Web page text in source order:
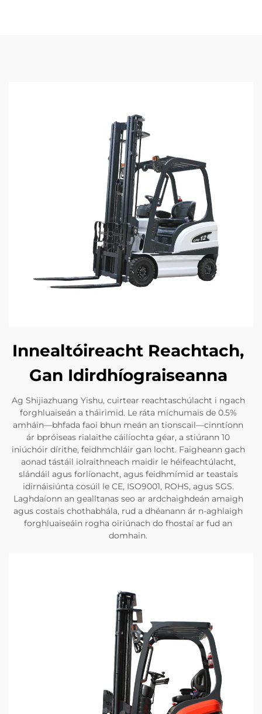
Innealtóireacht Reachtach,
Gan Idirdhíograiseanna
Ag Shijiazhuang Yishu, cuirtear reachtaschúlacht i ngach
forghluaiseán a tháirimid. Le ráta míchumais de 0.5%
amháin—bhfada faoi bhun meán an tionscail—cinntíonn
ár bpróiseas rialaithe cáilíochta géar, a stiúrann 10
iniúchóir dírithe, feidhmchláir gan locht. Faigheann gach
aonad tástáil iolraithneach maidir le héifeachtúlacht,
slándáil agus forlíonacht, agus feidhmímid ar teastais
idirnáisiúnta cosúil le CE, ISO9001, ROHS, agus SGS.
Laghdaíonn an gealltanas seo ar ardchaighdeán amaigh
agus costais chothabhála, rud a dhéanann ár n-aghlaigh
forghluaiseáin rogha oiriúnach do fhostaí ar fud an
domhain.